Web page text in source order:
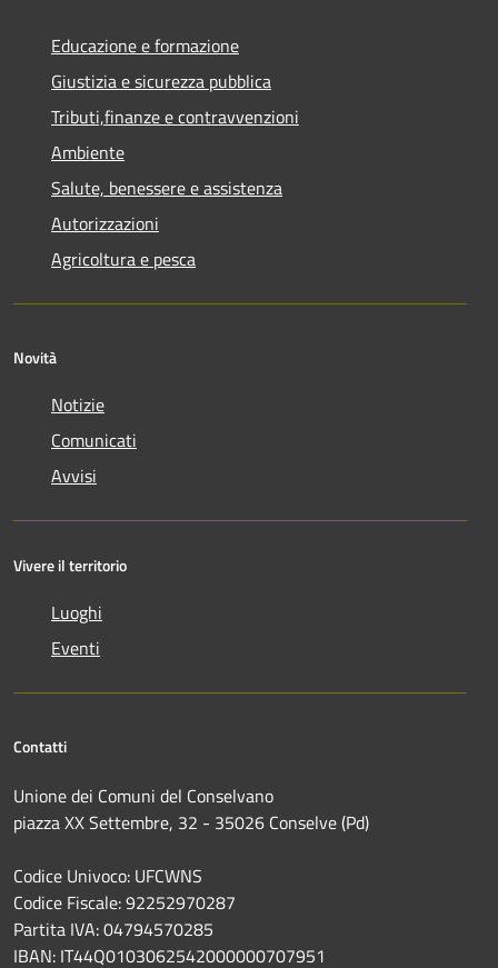
Educazione e formazione
Giustizia e sicurezza pubblica
Tributi,finanze e contravvenzioni
Ambiente
Salute, benessere e assistenza
Autorizzazioni
Agricoltura e pesca
Novità
Notizie
Comunicati
Avvisi
Vivere il territorio
Luoghi
Eventi
Contatti
Unione dei Comuni del Conselvano
piazza XX Settembre, 32 - 35026 Conselve (Pd)
Codice Univoco: UFCWNS
Codice Fiscale: 92252970287
Partita IVA: 04794570285
IBAN: IT44Q0103062542000000707951